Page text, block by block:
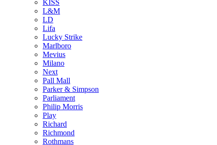
KISS
L&M
LD
Lifa
Lucky Strike
Marlboro
Mevius
Milano
Next
Pall Mall
Parker & Simpson
Parliament
Philip Morris
Play
Richard
Richmond
Rothmans